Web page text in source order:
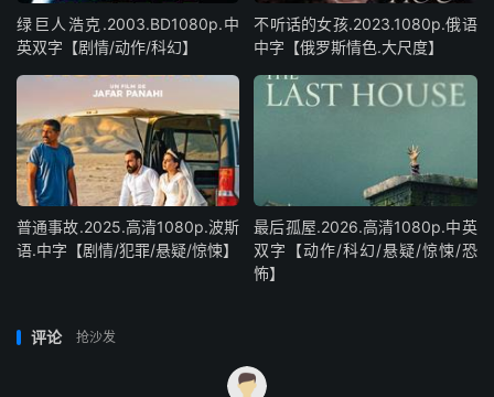
绿巨人浩克.2003.BD1080p.中
英双字【剧情/动作/科幻】
不听话的女孩.2023.1080p.俄语
中字【俄罗斯情色.大尺度】
普通事故.2025.高清1080p.波斯
语.中字【剧情/犯罪/悬疑/惊悚】
最后孤屋.2026.高清1080p.中英
双字【动作/科幻/悬疑/惊悚/恐
怖】
评论 抢沙发